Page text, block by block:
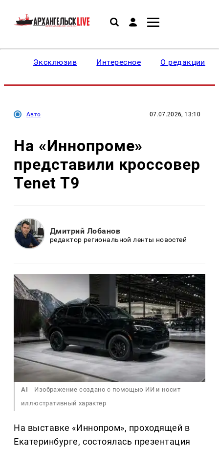
Эксклюзив Интересное О редакции
Авто 07.07.2026, 13:10
На «Иннопроме»
представили кроссовер
Tenet T9
Дмитрий Лобанов
редактор региональной ленты новостей
AI
Изображение создано с помощью ИИ и носит
иллюстративный характер
На выставке «Иннопром», проходящей в
Екатеринбурге, состоялась презентация